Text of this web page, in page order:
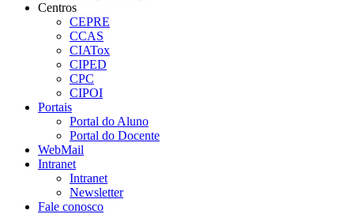
Centros
CEPRE
CCAS
CIATox
CIPED
CPC
CIPOI
Portais
Portal do Aluno
Portal do Docente
WebMail
Intranet
Intranet
Newsletter
Fale conosco